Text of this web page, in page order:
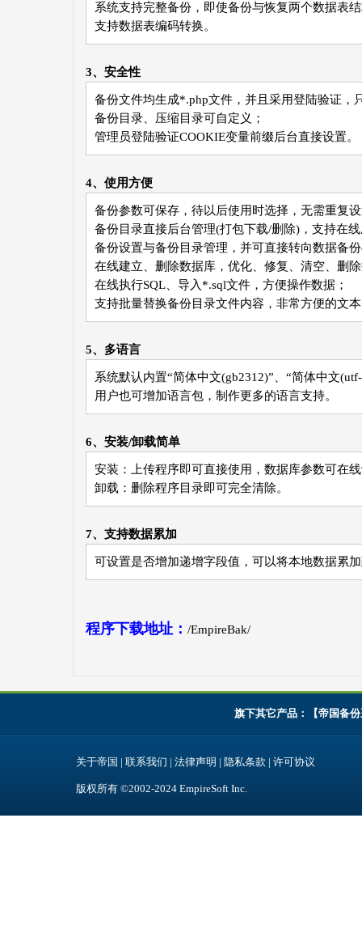
系统支持完整备份，即使备份与恢复两个数据表
支持数据表编码转换。
3、安全性
备份文件均生成*.php文件，并且采用登陆验证，
备份目录、压缩目录可自定义；
管理员登陆验证COOKIE变量前缀后台直接设置。
4、使用方便
备份参数可保存，待以后使用时选择，无需重复
备份目录直接后台管理(打包下载/删除)，支持在
备份设置与备份目录管理，并可直接转向数据备
在线建立、删除数据库，优化、修复、清空、删
在线执行SQL、导入*.sql文件，方便操作数据；
支持批量替换备份目录文件内容，非常方便的文
5、多语言
系统默认内置“简体中文(gb2312)”、“简体中文
用户也可增加语言包，制作更多的语言支持。
6、安装/卸载简单
安装：上传程序即可直接使用，数据库参数可在
卸载：删除程序目录即可完全清除。
7、支持数据累加
可设置是否增加递增字段值，可以将本地数据累
程序下载地址： /EmpireBak/
旗下其它产品：【帝国备份
关于帝国 | 联系我们 | 法律声明 | 隐私条款 | 许可协议
版权所有 ©2002-2024 EmpireSoft Inc.